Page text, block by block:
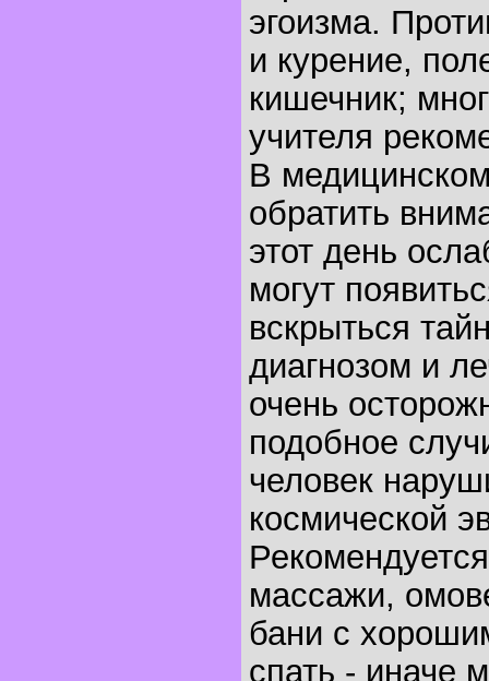
эгоизма.
и курение,
кишечник;
учителя
В
обратить
этот день
могут
вскрыться
диагнозом и
очень
подобное
человек
космической
массажи,
бани с
спать - иначе